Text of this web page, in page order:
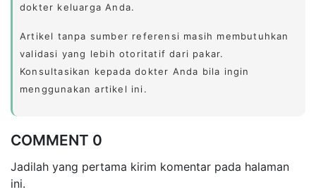
dokter keluarga Anda.
Artikel tanpa sumber referensi masih membutuhkan
validasi yang lebih otoritatif dari pakar.
Konsultasikan kepada dokter Anda bila ingin
menggunakan artikel ini.
COMMENT 0
Jadilah yang pertama kirim komentar pada halaman
ini.